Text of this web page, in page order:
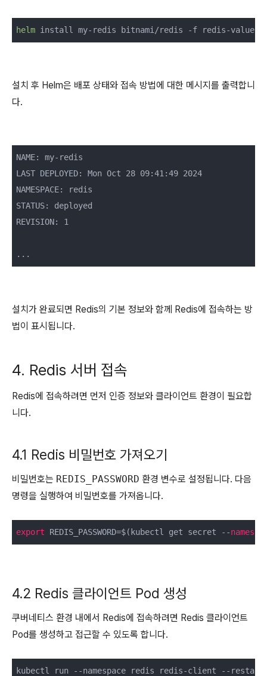
helm install my-redis bitnami/redis -f redis-
설치 후 Helm은 배포 상태와 접속 방법에 대한 메시지를 출력합니
다.
NAME: my-redis
LAST DEPLOYED: Mon Oct 28 09:41:49 2024
NAMESPACE: redis
STATUS: deployed
REVISION: 1
...
설치가 완료되면 Redis의 기본 정보와 함께 Redis에 접속하는 방
법이 표시됩니다.
4. Redis 서버 접속
Redis에 접속하려면 먼저 인증 정보와 클라이언트 환경이 필요합
니다.
4.1 Redis 비밀번호 가져오기
비밀번호는 REDIS_PASSWORD 환경 변수로 설정됩니다. 다음
명령을 실행하여 비밀번호를 가져옵니다.
export REDIS_PASSWORD=$(kubectl get secret --
4.2 Redis 클라이언트 Pod 생성
쿠버네티스 환경 내에서 Redis에 접속하려면 Redis 클라이언트
Pod를 생성하고 접근할 수 있도록 합니다.
kubectl run --namespace redis redis-client --